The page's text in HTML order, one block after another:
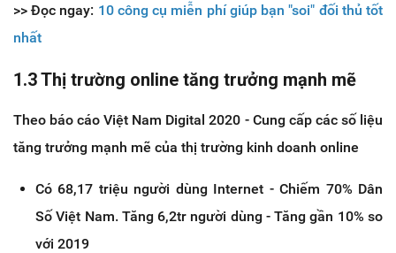
>> Đọc ngay: 10 công cụ miễn phí giúp bạn "soi" đối thủ tốt
nhất
1.3 Thị trường online tăng trưởng mạnh mẽ
Theo báo cáo Việt Nam Digital 2020 - Cung cấp các số liệu
tăng trưởng mạnh mẽ của thị trường kinh doanh online
Có 68,17 triệu người dùng Internet - Chiếm 70% Dân
Số Việt Nam. Tăng 6,2tr người dùng - Tăng gần 10% so
với 2019